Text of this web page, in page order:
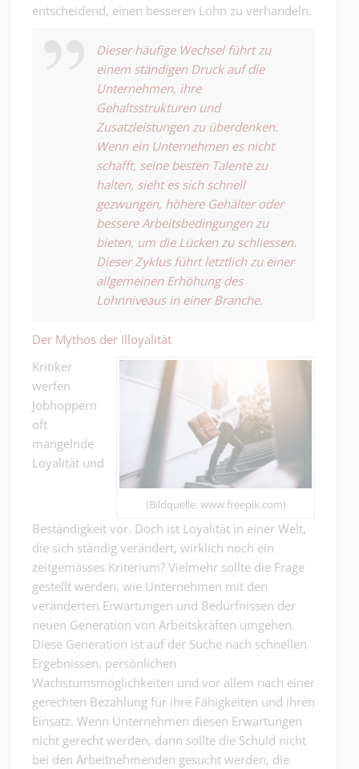
entscheidend, einen besseren Lohn zu verhandeln.
Dieser häufige Wechsel führt zu
einem ständigen Druck auf die
Unternehmen, ihre
Gehaltsstrukturen und
Zusatzleistungen zu überdenken.
Wenn ein Unternehmen es nicht
schafft, seine besten Talente zu
halten, sieht es sich schnell
gezwungen, höhere Gehälter oder
bessere Arbeitsbedingungen zu
bieten, um die Lücken zu schliessen.
Dieser Zyklus führt letztlich zu einer
allgemeinen Erhöhung des
Lohnniveaus in einer Branche.
Der Mythos der Illoyalität
(Bildquelle: www.freepik.com)
Kritiker
werfen
Jobhoppern
oft
mangelnde
Loyalität und
Beständigkeit vor. Doch ist Loyalität in einer Welt,
die sich ständig verändert, wirklich noch ein
zeitgemässes Kriterium? Vielmehr sollte die Frage
gestellt werden, wie Unternehmen mit den
veränderten Erwartungen und Bedürfnissen der
neuen Generation von Arbeitskräften umgehen.
Diese Generation ist auf der Suche nach schnellen
Ergebnissen, persönlichen
Wachstumsmöglichkeiten und vor allem nach einer
gerechten Bezahlung für ihre Fähigkeiten und ihren
Einsatz. Wenn Unternehmen diesen Erwartungen
nicht gerecht werden, dann sollte die Schuld nicht
bei den Arbeitnehmenden gesucht werden, die